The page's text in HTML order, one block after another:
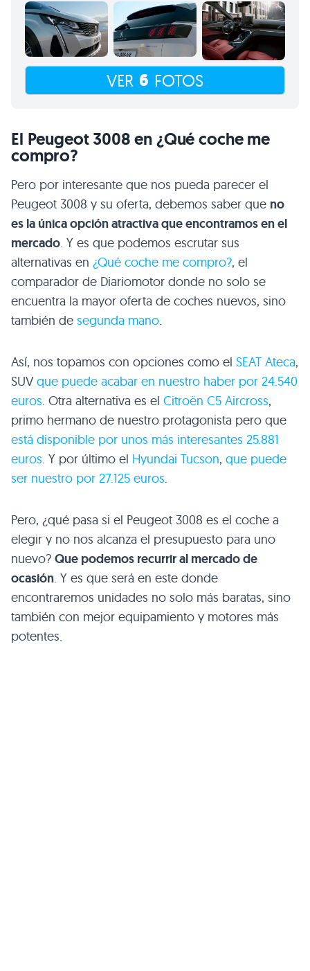
VER 6 FOTOS
El Peugeot 3008 en ¿Qué coche me
compro?
Pero por interesante que nos pueda parecer el
Peugeot 3008 y su oferta, debemos saber que no
es la única opción atractiva que encontramos en el
mercado. Y es que podemos escrutar sus
alternativas en ¿Qué coche me compro?, el
comparador de Diariomotor donde no solo se
encuentra la mayor oferta de coches nuevos, sino
también de segunda mano.
Así, nos topamos con opciones como el SEAT Ateca,
SUVque puede acabar en nuestro haber por 24.540
euros. Otra alternativa es el Citroën C5 Aircross,
primo hermano de nuestro protagonista pero que
está disponible por unos más interesantes 25.881
euros. Y por último el Hyundai Tucson, que puede
ser nuestro por 27.125 euros.
Pero, ¿qué pasa si el Peugeot 3008 es el coche a
elegir y no nos alcanza el presupuesto para uno
nuevo? Que podemos recurrir al mercado de
ocasión. Y es que será en este donde
encontraremos unidades no solo más baratas, sino
también con mejor equipamiento y motores más
potentes.